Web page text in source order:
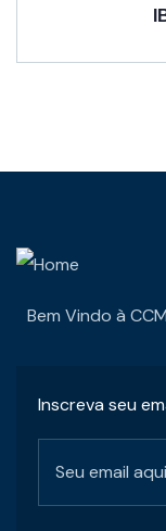
Bem Vindo à
Inscreva seu